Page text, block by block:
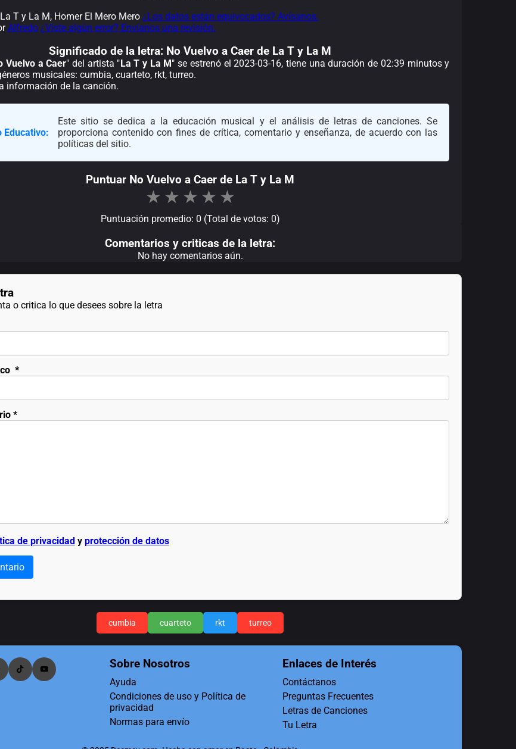
T y La M, Homer El Mero Mero ¿Los datos están equivocados? Avísanos.
Alfredo ¿Viste algún error? Envíanos una revisión.
Significado de la letra: No Vuelvo a Caer de La T y La M
Vuelvo a Caer" del artista "La T y La M" se estrenó el 2023-03-16, tiene una duración de 02:39 minutos y
musicales: cumbia, cuarteto, rkt, turreo.
información de la canción.
Educativo:
Este sitio se dedica a la educación musical y el análisis de letras de canciones. Se
proporciona contenido con fines de crítica, comentario y enseñanza, de acuerdo con las
políticas del sitio.
Puntuar No Vuelvo a Caer de La T y La M
★ ★ ★ ★ ★
Puntuación promedio: 0 (Total de votos: 0)
Comentarios y criticas de la letra:
No hay comentarios aún.
o critica lo que desees sobre la letra
*
*
de privacidady protección de datos
cumbia cuarteto rkt turreo
Sobre Nosotros
Ayuda
Condiciones de uso y Política de
privacidad
Normas para envío
Enlaces de Interés
Contáctanos
Preguntas Frecuentes
Letras de Canciones
Tu Letra